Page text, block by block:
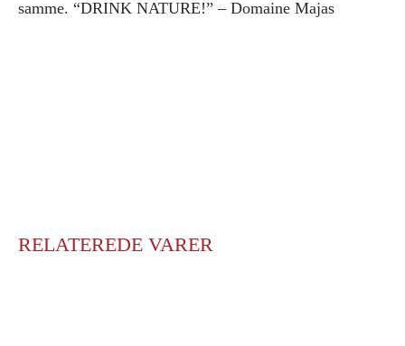
samme. “DRINK NATURE!” – Domaine Majas
RELATEREDE VARER